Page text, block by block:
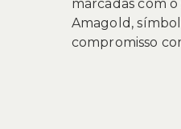
marcadas com
Amagold,
compromisso